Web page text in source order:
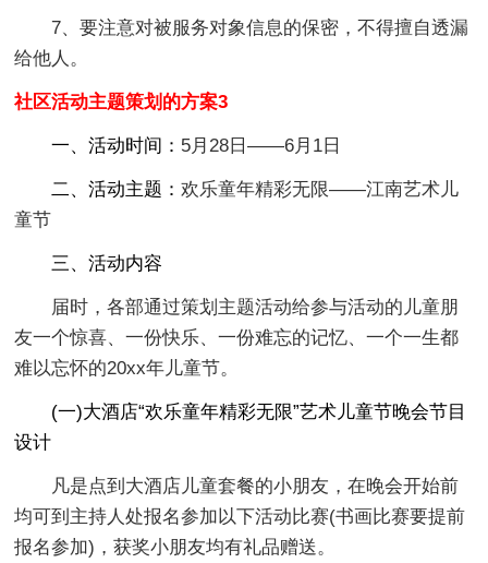
7、要注意对被服务对象信息的保密，不得擅自透漏
给他人。
社区活动主题策划的方案3
一、活动时间： 5月28日——6月1日
二、活动主题：欢乐童年精彩无限——江南艺术儿
童节
三、活动内容
届时，各部通过策划主题活动给参与活动的儿童朋
友一个惊喜、一份快乐、一份难忘的记忆、一个一生都
难以忘怀的20xx年儿童节。
(一)大酒店“欢乐童年精彩无限”艺术儿童节晚会节目
设计
凡是点到大酒店儿童套餐的小朋友，在晚会开始前
均可到主持人处报名参加以下活动比赛(书画比赛要提前
报名参加)，获奖小朋友均有礼品赠送。